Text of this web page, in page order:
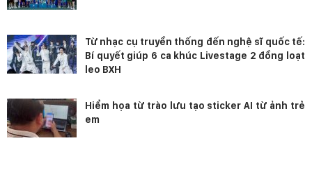
Từ nhạc cụ truyền thống đến nghệ sĩ quốc tế:
Bí quyết giúp 6 ca khúc Livestage 2 đồng loạt
leo BXH
Hiểm họa từ trào lưu tạo sticker AI từ ảnh trẻ
em